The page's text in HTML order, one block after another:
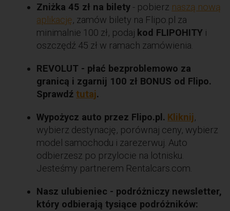
Zniżka 45 zł na bilety - pobierz naszą nową
aplikację, zamów bilety na Flipo.pl za
minimalnie 100 zł, podaj kod FLIPOHITY i
oszczędź 45 zł w ramach zamówienia.
REVOLUT - płać bezproblemowo za
granicą i zgarnij 100 zł BONUS od Flipo.
Sprawdźtutaj.
Wypożycz auto przez Flipo.pl. Kliknij,
wybierz destynację, porównaj ceny, wybierz
model samochodu i zarezerwuj. Auto
odbierzesz po przylocie na lotnisku.
Jesteśmy partnerem Rentalcars.com.
Nasz ulubieniec - podróżniczy newsletter,
który odbierają tysiące podróżników: